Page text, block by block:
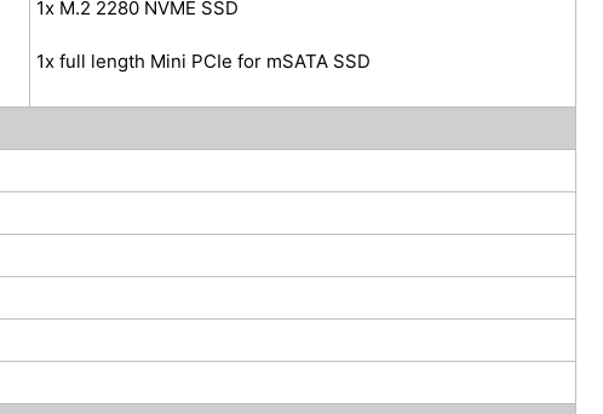
1x M.2 2280 NVME SSD
1x full length Mini PCIe for mSATA SSD